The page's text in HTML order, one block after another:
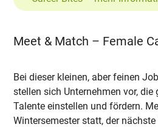
Meet & Match – Female
Bei dieser kleinen, aber feinen
stellen sich Unternehmen vor, die
Talente einstellen und fördern.
Wintersemester statt, der